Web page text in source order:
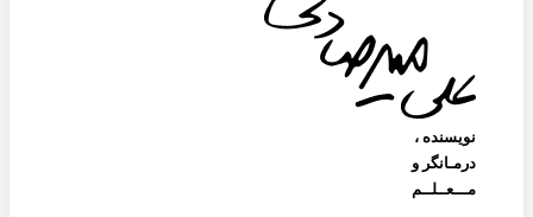
نویسنده‌ ،
درمـانگر و
مـــعــلــم